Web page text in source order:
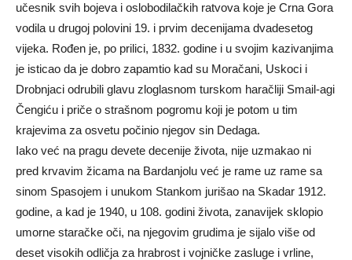
učesnik svih bojeva i oslobodilačkih ratvova koje je Crna Gora
vodila u drugoj polovini 19. i prvim decenijama dvadesetog
vijeka. Rođen je, po prilici, 1832. godine i u svojim kazivanjima
je isticao da je dobro zapamtio kad su Moračani, Uskoci i
Drobnjaci odrubili glavu zloglasnom turskom haračliji Smail-agi
Čengiću i priče o strašnom pogromu koji je potom u tim
krajevima za osvetu počinio njegov sin Dedaga.
Iako već na pragu devete decenije života, nije uzmakao ni
pred krvavim žicama na Bardanjolu već je rame uz rame sa
sinom Spasojem i unukom Stankom jurišao na Skadar 1912.
godine, a kad je 1940, u 108. godini života, zanavijek sklopio
umorne staračke oči, na njegovim grudima je sijalo više od
deset visokih odličja za hrabrost i vojničke zasluge i vrline,